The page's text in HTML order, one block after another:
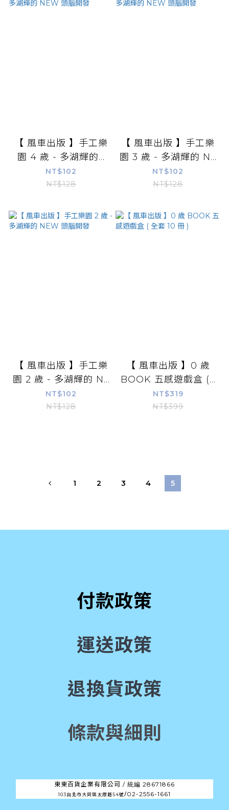
【 風車出版 】手工樂
園 4 歲 - 多湖輝的...
NT$102
NT$128
【 風車出版 】手工樂
園 3 歲 - 多湖輝的 N...
NT$102
NT$128
【 風車出版 】手工樂
園 2 歲 - 多湖輝的 N...
NT$102
NT$128
【 風車出版 】0 歲
BOOK 五感遊戲盒 (...
NT$319
NT$399
1 2 3 4 5
付款政策
運送政策
退換貨政策
條款與細則
東東百貨企業有限公司 / 統編 28671866
103台北市大同區太原路54號/02-2556-1661